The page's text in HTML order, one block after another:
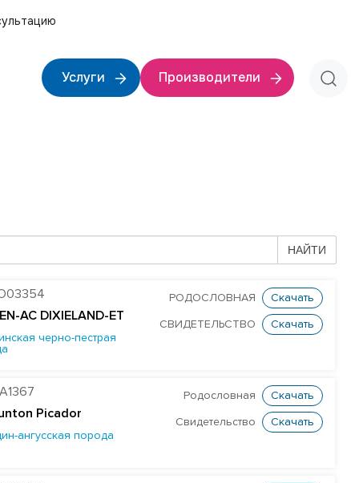
Услуги Производители
НАЙТИ
AC DIXIELAND-ET
черно-пестрая
РОДОСЛОВНАЯ Скачать
СВИДЕТЕЛЬСТВО Скачать
Picador
ангусская порода
Родословная Скачать
Свидетельство Скачать